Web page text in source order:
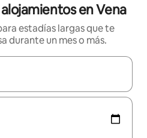
en Vena
estadías largas que te
durante un mes o más.
disponibles, navega con las